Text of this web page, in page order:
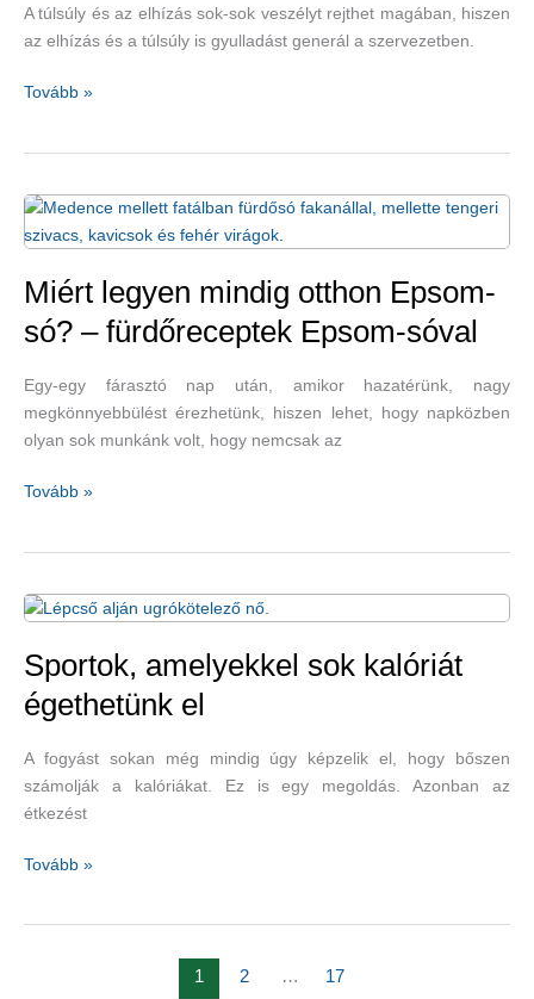
A túlsúly és az elhízás sok-sok veszélyt rejthet magában, hiszen
az elhízás és a túlsúly is gyulladást generál a szervezetben.
Az
és
gyümölcsök
jók
túlsúly
Tovább »
Miért legyen mindig otthon Epsom-
só? – fürdőreceptek Epsom-sóval
Egy-egy fárasztó nap után, amikor hazatérünk, nagy
megkönnyebbülést érezhetünk, hiszen lehet, hogy napközben
olyan sok munkánk volt, hogy nemcsak az
Miért
Epsom-
só?
–
fürdőreceptek
Epsom-
Tovább »
Sportok, amelyekkel sok kalóriát
égethetünk el
A fogyást sokan még mindig úgy képzelik el, hogy bőszen
számolják a kalóriákat. Ez is egy megoldás. Azonban az
étkezést
Sportok,
Tovább »
1 2 … 17